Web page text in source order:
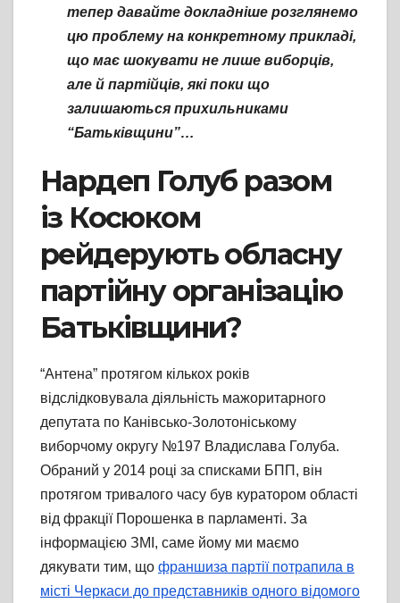
тепер давайте докладніше розглянемо
цю проблему на конкретному прикладі,
що має шокувати не лише виборців,
але й партійців, які поки що
залишаються прихильниками
“Батьківщини”…
Нардеп Голуб разом
із Косюком
рейдерують обласну
партійну організацію
Батьківщини?
“Антена” протягом кількох років
відслідковувала діяльність мажоритарного
депутата по Канівсько-Золотоніському
виборчому округу №197 Владислава Голуба.
Обраний у 2014 році за списками БПП, він
протягом тривалого часу був куратором області
від фракції Порошенка в парламенті. За
інформацією ЗМІ, саме йому ми маємо
дякувати тим, що франшиза партії потрапила в
місті Черкаси до представників одного відомого